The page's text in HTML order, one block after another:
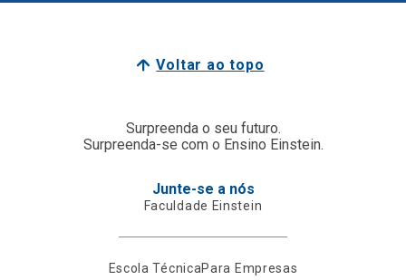
Voltar ao topo
Surpreenda o seu futuro.
Surpreenda-se com o Ensino Einstein.
Junte-se a nós
Faculdade Einstein
Escola TécnicaPara Empresas